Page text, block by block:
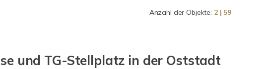
Anzahl der Objekte: 2 | 59
und TG-Stellplatz in der Oststadt